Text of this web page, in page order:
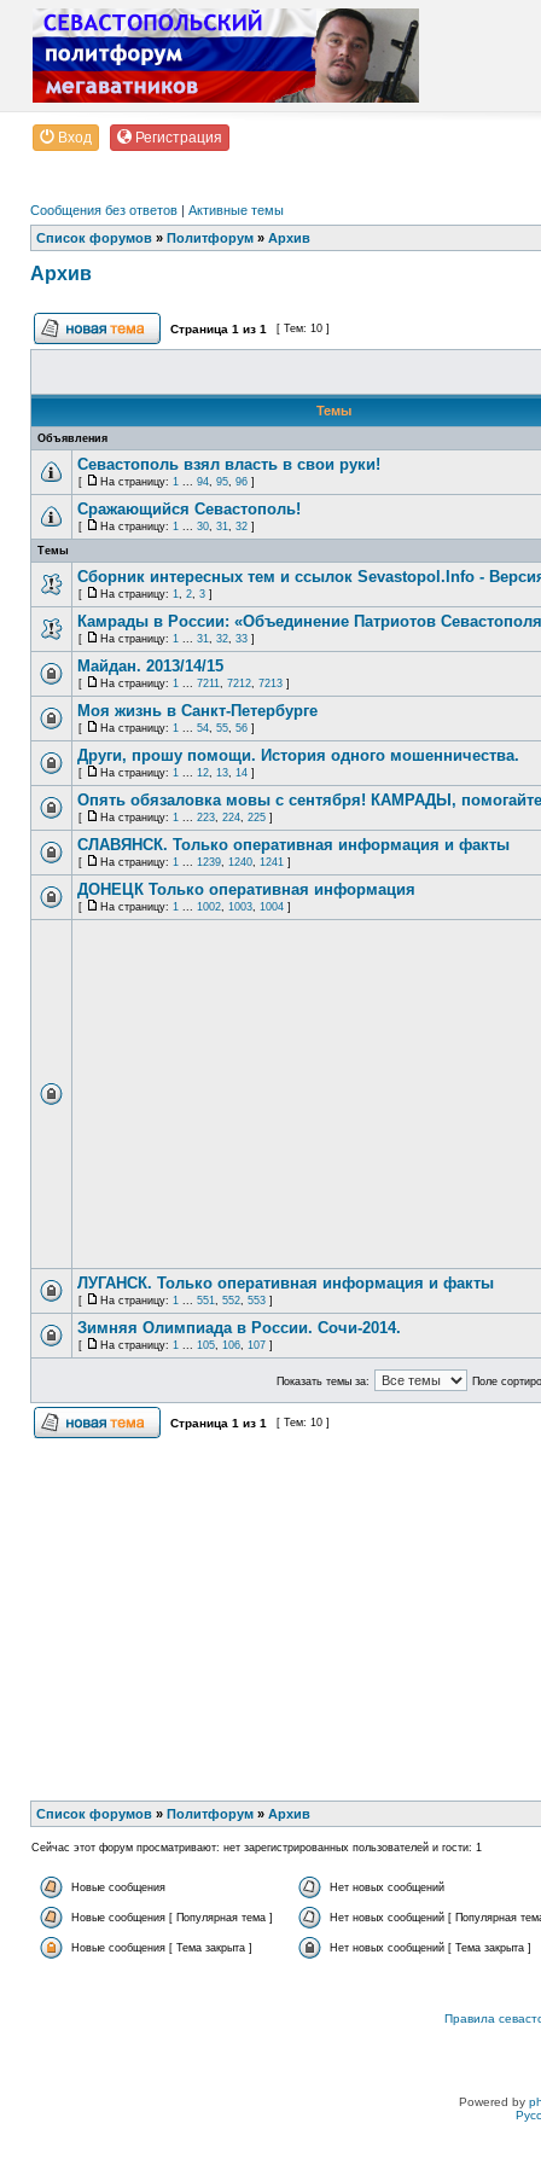
Вход Регистрация
Сообщения без ответов | Активные темы
Список форумов » Политфорум » Архив
Архив
Страница 1 из 1 [ Тем: 10 ]
Темы
Объявления
Севастополь взял власть в свои руки!
[ На страницу: 1 ... 94, 95, 96 ]
Сражающийся Севастополь!
[ На страницу: 1 ... 30, 31, 32 ]
Темы
Сборник интересных тем и ссылок Sevastopol.Info -
[ На страницу: 1, 2, 3 ]
Камрады в России: «Объединение Патриотов
[ На страницу: 1 ... 31, 32, 33 ]
Майдан. 2013/14/15
[ На страницу: 1 ... 7211, 7212, 7213 ]
Моя жизнь в Санкт-Петербурге
[ На страницу: 1 ... 54, 55, 56 ]
Други, прошу помощи. История одного мошенничества.
[ На страницу: 1 ... 12, 13, 14 ]
Опять обязаловка мовы с сентября! КАМРАДЫ,
[ На страницу: 1 ... 223, 224, 225 ]
СЛАВЯНСК. Только оперативная информация и факты
[ На страницу: 1 ... 1239, 1240, 1241 ]
ДОНЕЦК Только оперативная информация
[ На страницу: 1 ... 1002, 1003, 1004 ]
ЛУГАНСК. Только оперативная информация и факты
[ На страницу: 1 ... 551, 552, 553 ]
Зимняя Олимпиада в России. Сочи-2014.
[ На страницу: 1 ... 105, 106, 107 ]
Показать темы за: Поле
Страница 1 из 1 [ Тем: 10 ]
Список форумов » Политфорум » Архив
Сейчас этот форум просматривают: нет зарегистрированных пользователей и гости: 1
Новые сообщения Нет новых сообщений
Новые сообщения [ Популярная тема ] Нет новых сообщений [ Популярная
Новые сообщения [ Тема закрыта ] Нет новых сообщений [ Тема закрыта ]
Правила
Powered by